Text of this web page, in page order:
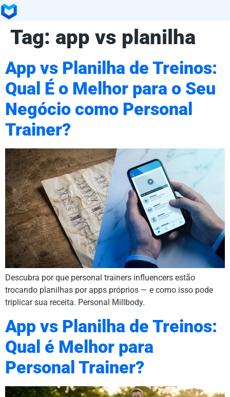
Tag: app vs planilha
App vs Planilha de Treinos:
Qual É o Melhor para o Seu
Negócio como Personal
Trainer?
Descubra por que personal trainers influencers estão
trocando planilhas por apps próprios — e como isso pode
triplicar sua receita. Personal Millbody.
App vs Planilha de Treinos:
Qual é Melhor para
Personal Trainer?